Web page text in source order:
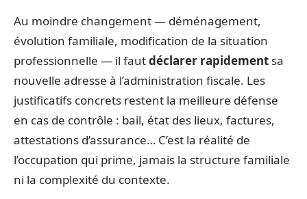
Au moindre changement — déménagement,
évolution familiale, modification de la situation
professionnelle — il fautdéclarer rapidement sa
nouvelle adresse à l’administration fiscale. Les
justificatifs concrets restent la meilleure défense
en cas de contrôle : bail, état des lieux, factures,
attestations d’assurance… C’est la réalité de
l’occupation qui prime, jamais la structure familiale
ni la complexité du contexte.